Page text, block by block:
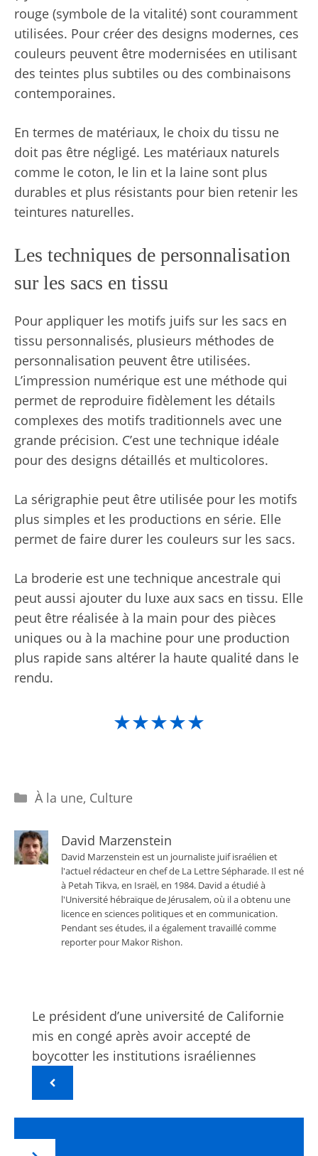
rouge (symbole de la vitalité) sont couramment
utilisées. Pour créer des designs modernes, ces
couleurs peuvent être modernisées en utilisant
des teintes plus subtiles ou des combinaisons
contemporaines.
En termes de matériaux, le choix du tissu ne
doit pas être négligé. Les matériaux naturels
comme le coton, le lin et la laine sont plus
durables et plus résistants pour bien retenir les
teintures naturelles.
Les techniques de personnalisation
sur les sacs en tissu
Pour appliquer les motifs juifs sur les sacs en
tissu personnalisés, plusieurs méthodes de
personnalisation peuvent être utilisées.
L’impression numérique est une méthode qui
permet de reproduire fidèlement les détails
complexes des motifs traditionnels avec une
grande précision. C’est une technique idéale
pour des designs détaillés et multicolores.
La sérigraphie peut être utilisée pour les motifs
plus simples et les productions en série. Elle
permet de faire durer les couleurs sur les sacs.
La broderie est une technique ancestrale qui
peut aussi ajouter du luxe aux sacs en tissu. Elle
peut être réalisée à la main pour des pièces
uniques ou à la machine pour une production
plus rapide sans altérer la haute qualité dans le
rendu.
★★★★★
Catégories
À la une, Culture
David Marzenstein
David Marzenstein est un journaliste juif israélien et
l'actuel rédacteur en chef de La Lettre Sépharade. Il est né
à Petah Tikva, en Israël, en 1984. David a étudié à
l'Université hébraïque de Jérusalem, où il a obtenu une
licence en sciences politiques et en communication.
Pendant ses études, il a également travaillé comme
reporter pour Makor Rishon.
Le président d’une université de Californie
mis en congé après avoir accepté de
boycotter les institutions israéliennes